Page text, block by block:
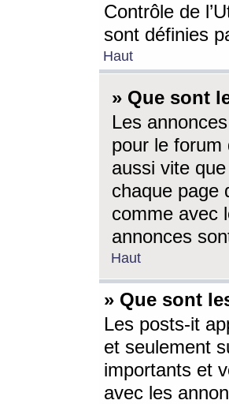
Contrôle de
sont définies
Haut
» Que sont
Les
pour le forum
aussi vite
chaque page
comme avec
annonces
Haut
» Que sont
Les posts-it
et seulement
importants et
avec les